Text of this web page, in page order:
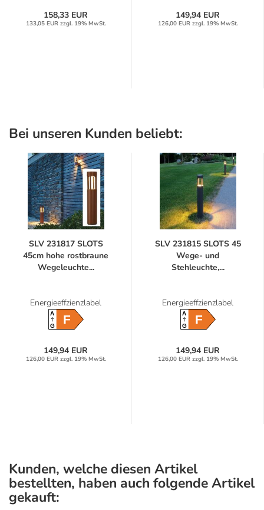
158,33 EUR
133,05 EUR zzgl. 19% MwSt.
149,94 EUR
126,00 EUR zzgl. 19% MwSt.
Bei unseren Kunden beliebt:
SLV 231817 SLOTS
45cm hohe rostbraune
Wegeleuchte...
Energieeffzienzlabel
A
GF
149,94 EUR
126,00 EUR zzgl. 19% MwSt.
SLV 231815 SLOTS 45
Wege- und
Stehleuchte,...
Energieeffzienzlabel
A
GF
149,94 EUR
126,00 EUR zzgl. 19% MwSt.
Kunden, welche diesen Artikel
bestellten, haben auch folgende Artikel
gekauft: